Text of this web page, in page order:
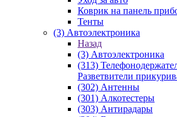
Коврик на панель
Тенты
(3) Автоэлектроника
Назад
(3) Автоэлектроника
(313)
Разветвители
(302) Антенны
(301) Алкотестеры
(303) Антирадары